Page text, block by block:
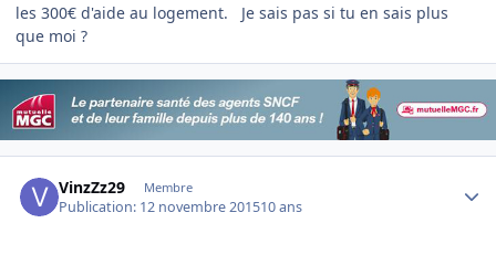
les 300€ d'aide au logement. Je sais pas si tu en sais plus
que moi ?
VinzZz29 Membre
Publication: 12 novembre 201510 ans